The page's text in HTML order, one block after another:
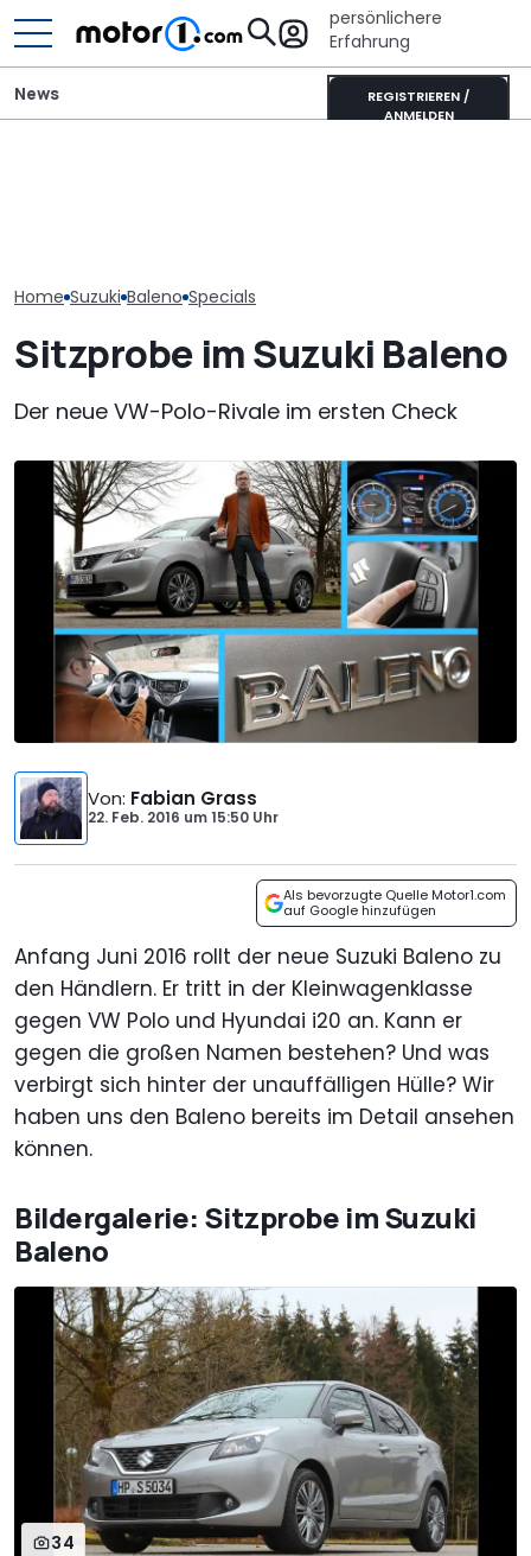
persönlichere
Erfahrung
REGISTRIEREN /
ANMELDEN
News
Home Suzuki Baleno Specials
Sitzprobe im Suzuki Baleno
Der neue VW-Polo-Rivale im ersten Check
Von: Fabian Grass
22. Feb. 2016 um15:50 Uhr
Als bevorzugte Quelle Motor1.com
auf Google hinzufügen
Anfang Juni 2016 rollt der neue Suzuki Baleno zu
den Händlern. Er tritt in der Kleinwagenklasse
gegen VW Polo und Hyundai i20 an. Kann er
gegen die großen Namen bestehen? Und was
verbirgt sich hinter der unauffälligen Hülle? Wir
haben uns den Baleno bereits im Detail ansehen
können.
Bildergalerie: Sitzprobe im Suzuki
Baleno
34